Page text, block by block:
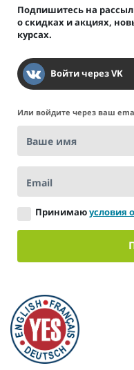
Подпишитесь на
о скидках и акциях,
курсах.
Войти через VK
Или войдите через ваш
Ваше имя
Email
Принимаюусловия